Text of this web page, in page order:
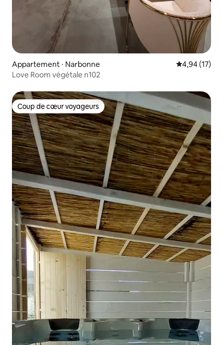
Appartement ⋅ Narbonne Évaluation
4,94 (17)
Love Room végétale n102
Coup de cœur voyageurs
Coup de cœur voyageurs